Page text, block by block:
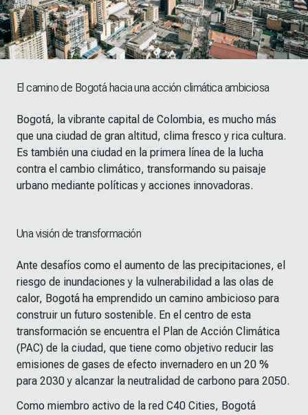
El camino de Bogotá hacia una acción climática ambiciosa
Bogotá, la vibrante capital de Colombia, es mucho más
que una ciudad de gran altitud, clima fresco y rica cultura.
Es también una ciudad en la primera línea de la lucha
contra el cambio climático, transformando su paisaje
urbano mediante políticas y acciones innovadoras.
Una visión de transformación
Ante desafíos como el aumento de las precipitaciones, el
riesgo de inundaciones y la vulnerabilidad a las olas de
calor, Bogotá ha emprendido un camino ambicioso para
construir un futuro sostenible. En el centro de esta
transformación se encuentra el Plan de Acción Climática
(PAC) de la ciudad, que tiene como objetivo reducir las
emisiones de gases de efecto invernadero en un 20 %
para 2030 y alcanzar la neutralidad de carbono para 2050.
Como miembro activo de la red C40 Cities, Bogotá